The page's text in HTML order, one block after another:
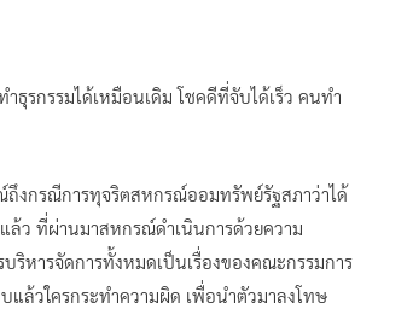
ธุรกรรมได้เหมือนเดิม โชคดีที่จับได้เร็ว คนทำ
งกรณีการทุจริตสหกรณ์ออมทรัพย์รัฐสภาว่าได้
ล้ว ที่ผ่านมาสหกรณ์ดำเนินการด้วยความ
ริหารจัดการทั้งหมดเป็นเรื่องของคณะกรรมการ
ล้วใครกระทำความผิด เพื่อนำตัวมาลงโทษ